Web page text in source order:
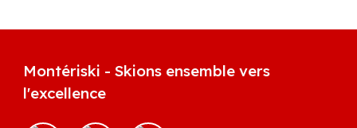
Montériski - Skions ensemble vers
l'excellence